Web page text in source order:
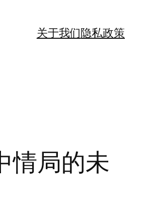
关于我们隐私政策
情局的未